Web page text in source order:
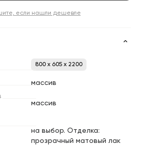
если нашли дешевле
800 x 605 x 2200
массив
массив
на выбор. Отделка:
прозрачный матовый лак